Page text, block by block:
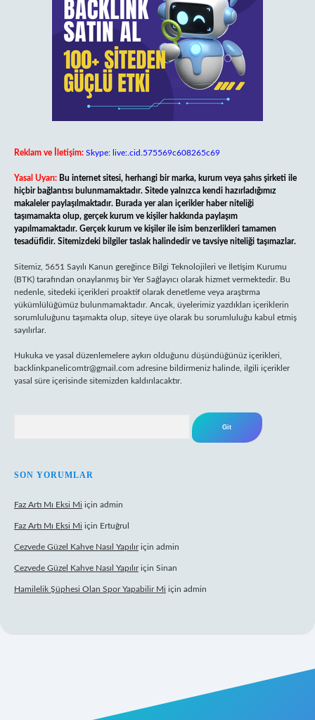
Reklam ve İletişim: Skype: live:.cid.575569c608265c69
Yasal Uyarı: Bu internet sitesi, herhangi bir marka, kurum veya şahıs şirketi ile
hiçbir bağlantısı bulunmamaktadır. Sitede yalnızca kendi hazırladığımız
makaleler paylaşılmaktadır. Burada yer alan içerikler haber niteliği
taşımamakta olup, gerçek kurum ve kişiler hakkında paylaşım
yapılmamaktadır. Gerçek kurum ve kişiler ile isim benzerlikleri tamamen
tesadüfidir. Sitemizdeki bilgiler taslak halindedir ve tavsiye niteliği taşımazlar.
Sitemiz, 5651 Sayılı Kanun gereğince Bilgi Teknolojileri ve İletişim Kurumu
(BTK) tarafından onaylanmış bir Yer Sağlayıcı olarak hizmet vermektedir. Bu
nedenle, sitedeki içerikleri proaktif olarak denetleme veya araştırma
yükümlülüğümüz bulunmamaktadır. Ancak, üyelerimiz yazdıkları içeriklerin
sorumluluğunu taşımakta olup, siteye üye olarak bu sorumluluğu kabul etmiş
sayılırlar.
Hukuka ve yasal düzenlemelere aykırı olduğunu düşündüğünüz içerikleri,
backlinkpanelicomtr@gmail.com adresine bildirmeniz halinde, ilgili içerikler
yasal süre içerisinde sitemizden kaldırılacaktır.
SON YORUMLAR
Faz Artı Mı Eksi Mi için admin
Faz Artı Mı Eksi Mi için Ertuğrul
Cezvede Güzel Kahve Nasıl Yapılıriçin admin
Cezvede Güzel Kahve Nasıl Yapılıriçin Sinan
Hamilelik Şüphesi Olan Spor Yapabilir Mi için admin